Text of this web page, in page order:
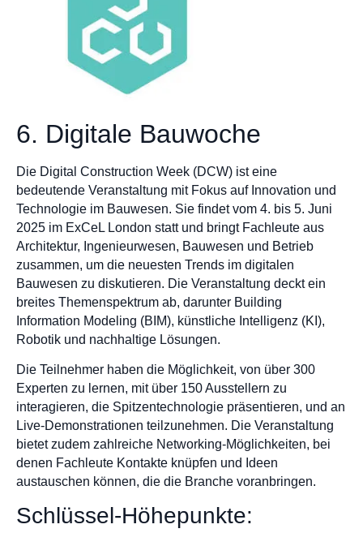
6. Digitale Bauwoche
Die Digital Construction Week (DCW) ist eine
bedeutende Veranstaltung mit Fokus auf Innovation und
Technologie im Bauwesen. Sie findet vom 4. bis 5. Juni
2025 im ExCeL London statt und bringt Fachleute aus
Architektur, Ingenieurwesen, Bauwesen und Betrieb
zusammen, um die neuesten Trends im digitalen
Bauwesen zu diskutieren. Die Veranstaltung deckt ein
breites Themenspektrum ab, darunter Building
Information Modeling (BIM), künstliche Intelligenz (KI),
Robotik und nachhaltige Lösungen.
Die Teilnehmer haben die Möglichkeit, von über 300
Experten zu lernen, mit über 150 Ausstellern zu
interagieren, die Spitzentechnologie präsentieren, und an
Live-Demonstrationen teilzunehmen. Die Veranstaltung
bietet zudem zahlreiche Networking-Möglichkeiten, bei
denen Fachleute Kontakte knüpfen und Ideen
austauschen können, die die Branche voranbringen.
Schlüssel-Höhepunkte: